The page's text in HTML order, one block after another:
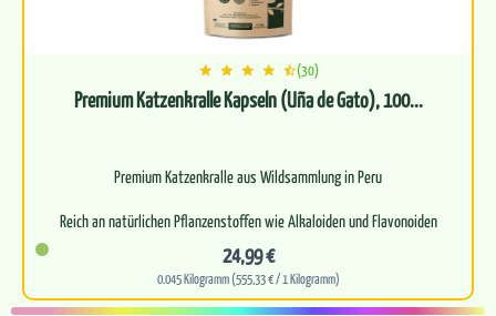
(30)
Premium Katzenkralle Kapseln (Uña de Gato), 100...
Premium Katzenkralle aus Wildsammlung in Peru
Reich an natürlichen Pflanzenstoffen wie Alkaloiden und Flavonoiden
Unterstüt…
24,99 €
0.045 Kilogramm (555,33 € / 1 Kilogramm)